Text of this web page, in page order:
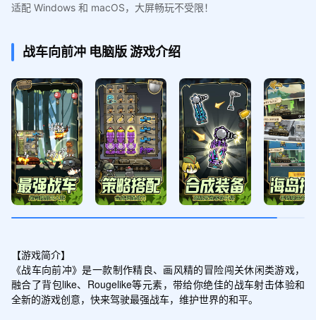
适配 Windows 和 macOS，大屏畅玩不受限！
战车向前冲 电脑版游戏介绍
【游戏简介】
《战车向前冲》是一款制作精良、画风精的冒险闯关休闲类游戏，
融合了背包like、Rougelike等元素，带给你绝佳的战车射击体验和
全新的游戏创意，快来驾驶最强战车，维护世界的和平。